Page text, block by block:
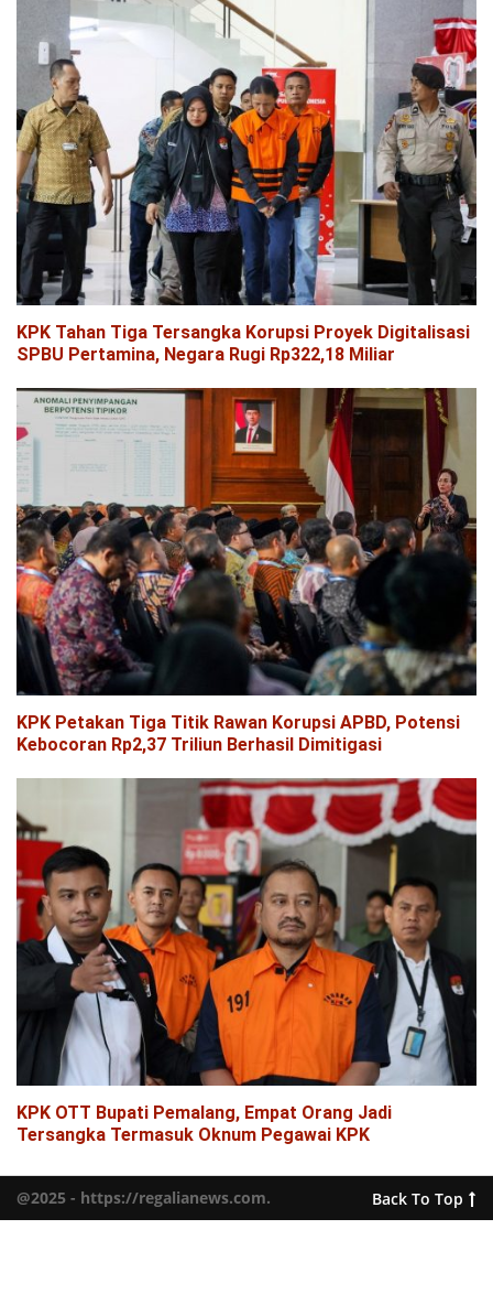
KPK Tahan Tiga Tersangka Korupsi Proyek Digitalisasi
SPBU Pertamina, Negara Rugi Rp322,18 Miliar
KPK Petakan Tiga Titik Rawan Korupsi APBD, Potensi
Kebocoran Rp2,37 Triliun Berhasil Dimitigasi
KPK OTT Bupati Pemalang, Empat Orang Jadi
Tersangka Termasuk Oknum Pegawai KPK
@2025 - https://regalianews.com. Back To Top